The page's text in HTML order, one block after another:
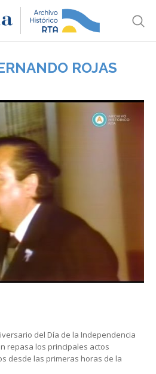
ROJAS
del Día de la Independencia
repasa los principales actos
desde las primeras horas de la